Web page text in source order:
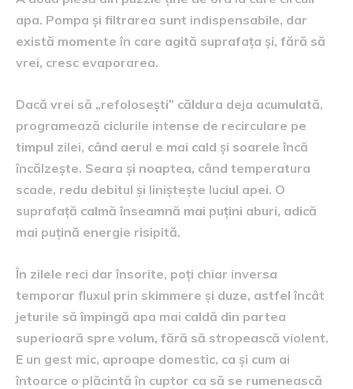
apa. Pompa și filtrarea sunt indispensabile, dar
există momente în care agită suprafața și, fără să
vrei, cresc evaporarea.
Dacă vrei să „refolosești” căldura deja acumulată,
programează ciclurile intense de recirculare pe
timpul zilei, când aerul e mai cald și soarele încă
încălzește. Seara și noaptea, când temperatura
scade, redu debitul și liniștește luciul apei. O
suprafață calmă înseamnă mai puțini aburi, adică
mai puțină energie risipită.
În zilele reci dar însorite, poți chiar inversa
temporar fluxul prin skimmere și duze, astfel încât
jeturile să împingă apa mai caldă din partea
superioară spre volum, fără să stropească violent.
E un gest mic, aproape domestic, ca și cum ai
întoarce o plăcintă în cuptor ca să se rumenească